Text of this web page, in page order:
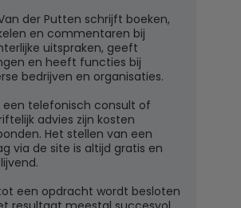
der Putten schrijft boeken,
en commentaren bij
uitspraken, geeft
en heeft functies bij
bedrijven en organisaties.
een telefonisch consult of
advies zijn kosten
Het stellen van een
via de site is altijd gratis en
een opdracht wordt besloten